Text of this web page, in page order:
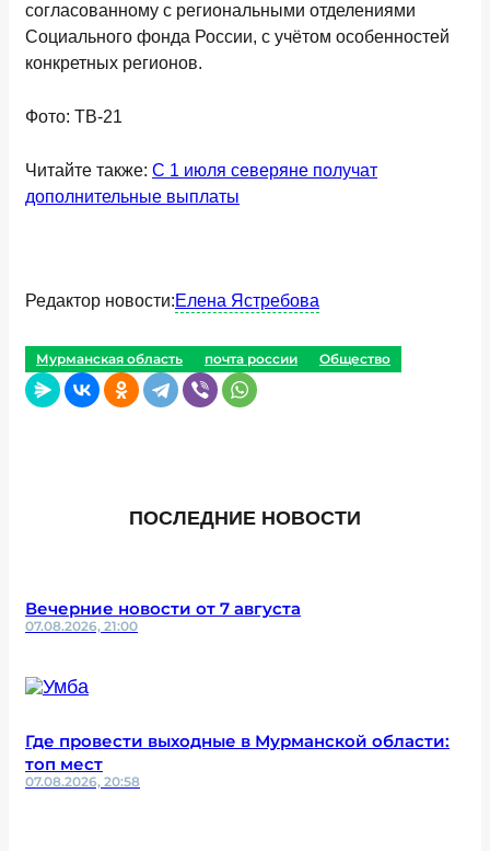
согласованному с региональными отделениями
Социального фонда России, с учётом особенностей
конкретных регионов.
Фото: ТВ-21
Читайте также: С 1 июля северяне получат
дополнительные выплаты
Редактор новости:Елена Ястребова
Мурманская область почта россии Общество
ПОСЛЕДНИЕ НОВОСТИ
Вечерние новости от 7 августа
07.08.2026, 21:00
Где провести выходные в Мурманской области:
топ мест
07.08.2026, 20:58